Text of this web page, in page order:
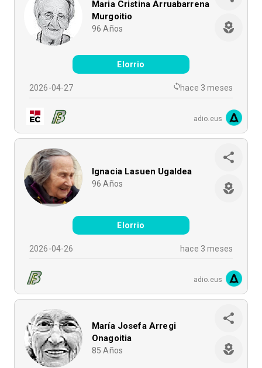
Maria Cristina Arruabarrena
Murgoitio
96 Años
Elorrio
2026-04-27 hace 3 meses
adio.eus
Ignacia Lasuen Ugaldea
96 Años
Elorrio
2026-04-26 hace 3 meses
adio.eus
María Josefa Arregi
Onagoitia
85 Años